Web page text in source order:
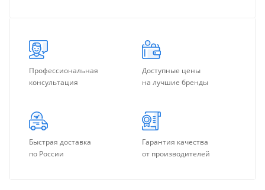
Профессиональная
консультация
Доступные цены
на лучшие бренды
Быстрая доставка
по России
Гарантия качества
от производителей